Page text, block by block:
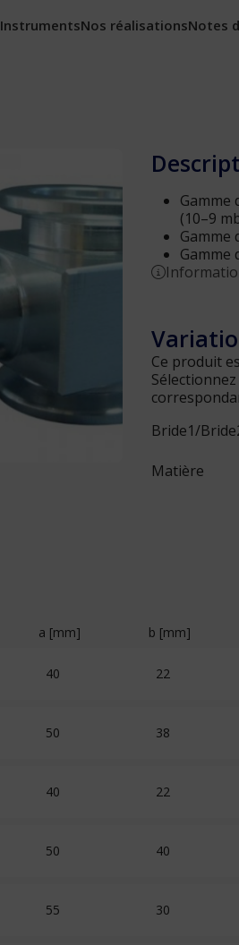
InstrumentsNos réalisationsNotes
Gamme
(10–9
Gamme
Gamme
Ce produit
Bride1/
Matière
a [mm] b [mm]
40 22
50 38
40 22
50 40
55 30